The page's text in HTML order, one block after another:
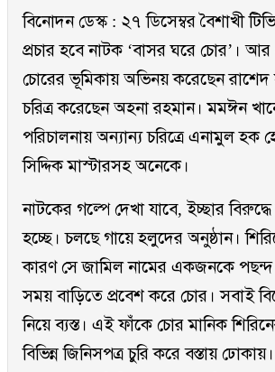
বিনোদন ডেস্ক : ২৭ ডিসেম্বর বৈশাখী
প্রচার হবে নাটক ‘বাসর ঘরে চোর’।
চোরের ভূমিকায় অভিনয় করেছেন রাশেদ
চরিত্র করেছেন অহনা রহমান। মমঈন
পরিচালনায় অন্যান্য চরিত্রে এনামুল হক
সিদ্দিক মাস্টারসহ অনেকে।
নাটকের গল্পে দেখা যাবে, ইচ্ছার বিরুদ্ধে
হচ্ছে। চলছে গায়ে হলুদের অনুষ্ঠান।
কারণ সে জামিল নামের একজনকে
সময় বাড়িতে প্রবেশ করে চোর। সবাই
নিয়ে ব্যস্ত। এই ফাঁকে চোর মানিক
বিভিন্ন জিনিসপত্র চুরি করে বস্তায়